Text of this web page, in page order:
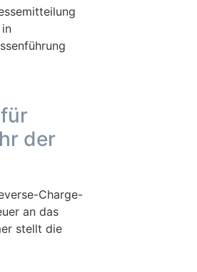
der
Charge-
an das
stellt die